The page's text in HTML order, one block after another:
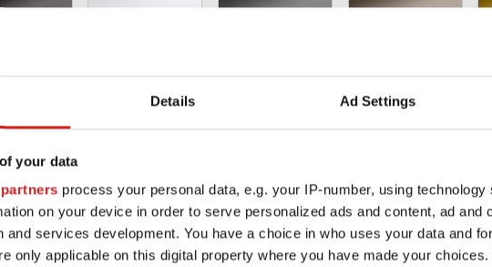
Details Ad Settings
your data
process your personal data, e.g. your IP-number, using
on your device in order to serve personalized ads and content, ad and
and services development. You have a choice in who uses your data and
only applicable on this digital property where you have made your
Détails des produits